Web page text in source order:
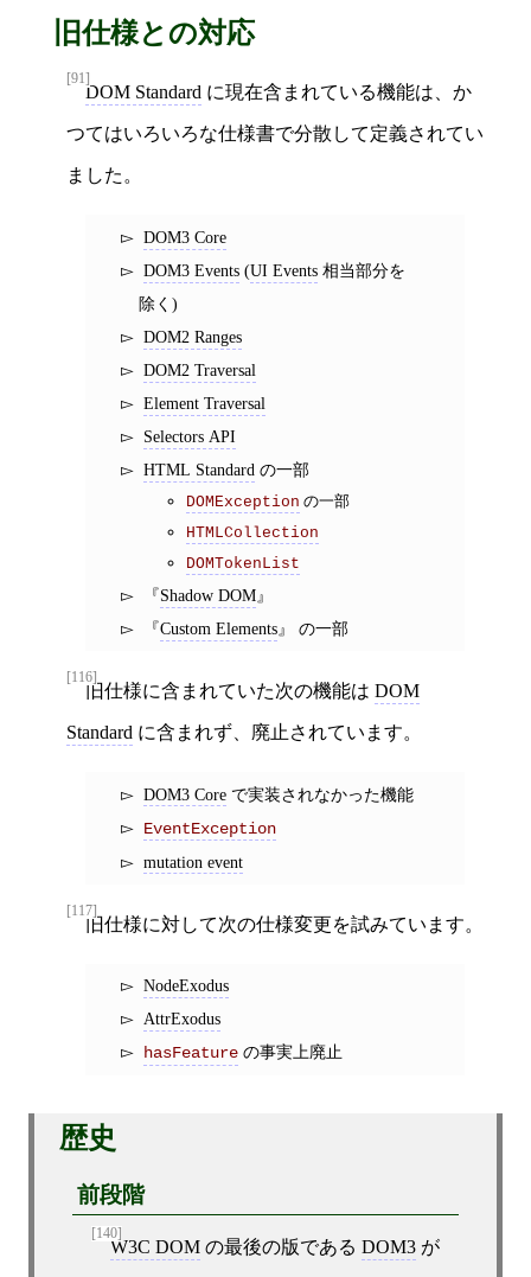
旧仕様との対応
[91]
DOM Standard に現在含まれている機能は、か
つてはいろいろな仕様書で分散して定義されてい
ました。
DOM3 Core
DOM3 Events (UI Events 相当部分を
除く)
DOM2 Ranges
DOM2 Traversal
Element Traversal
Selectors API
HTML Standard の一部
DOMException の一部
HTMLCollection
DOMTokenList
Shadow DOM
Custom Elements
の一部
[116]
旧仕様に含まれていた次の機能は DOM
Standard に含まれず、廃止されています。
DOM3 Core で実装されなかった機能
EventException
mutation event
[117]
旧仕様に対して次の仕様変更を試みています。
NodeExodus
AttrExodus
hasFeature の事実上廃止
歴史
前段階
[140]
W3C DOMの最後の版である DOM3が